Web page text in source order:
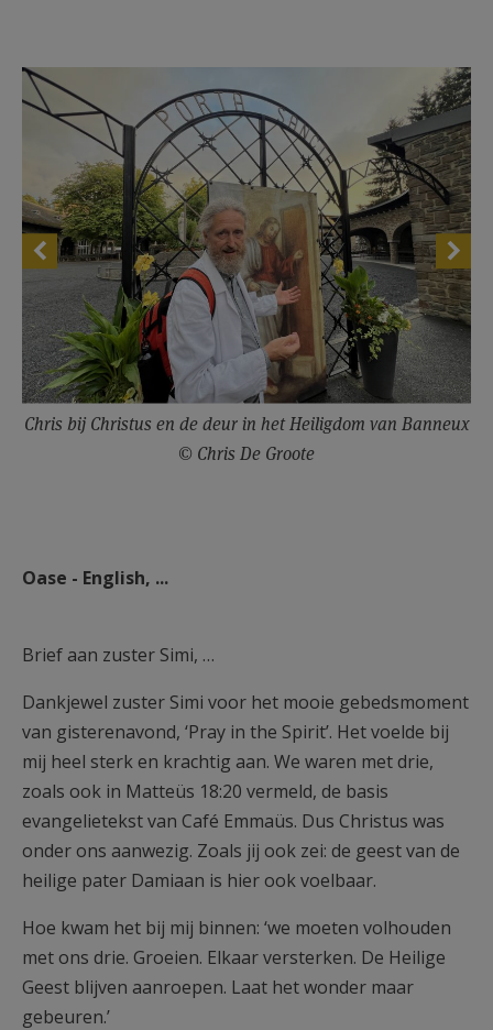
Chris bij Christus en de deur in het Heiligdom van Banneux
© Chris De Groote
Oase - English, ...
Brief aan zuster Simi, …
Dankjewel zuster Simi voor het mooie gebedsmoment
van gisterenavond, ‘Pray in the Spirit’. Het voelde bij
mij heel sterk en krachtig aan. We waren met drie,
zoals ook in Matteüs 18:20 vermeld, de basis
evangelietekst van Café Emmaüs. Dus Christus was
onder ons aanwezig. Zoals jij ook zei: de geest van de
heilige pater Damiaan is hier ook voelbaar.
Hoe kwam het bij mij binnen: ‘we moeten volhouden
met ons drie. Groeien. Elkaar versterken. De Heilige
Geest blijven aanroepen. Laat het wonder maar
gebeuren.’